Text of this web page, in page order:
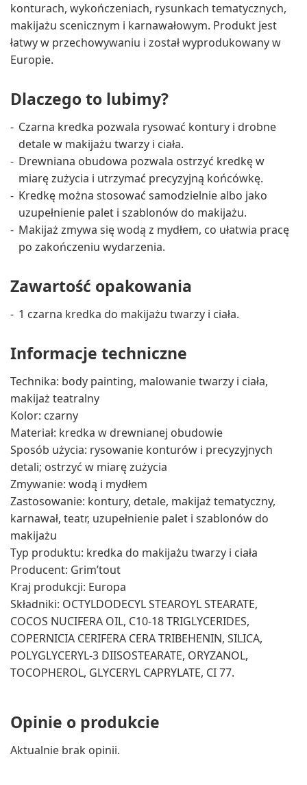
konturach, wykończeniach, rysunkach tematycznych,
makijażu scenicznym i karnawałowym. Produkt jest
łatwy w przechowywaniu i został wyprodukowany w
Europie.
Dlaczego to lubimy?
Czarna kredka pozwala rysować kontury i drobne
detale w makijażu twarzy i ciała.
Drewniana obudowa pozwala ostrzyć kredkę w
miarę zużycia i utrzymać precyzyjną końcówkę.
Kredkę można stosować samodzielnie albo jako
uzupełnienie palet i szablonów do makijażu.
Makijaż zmywa się wodą z mydłem, co ułatwia pracę
po zakończeniu wydarzenia.
Zawartość opakowania
1 czarna kredka do makijażu twarzy i ciała.
Informacje techniczne
Technika: body painting, malowanie twarzy i ciała,
makijaż teatralny
Kolor: czarny
Materiał: kredka w drewnianej obudowie
Sposób użycia: rysowanie konturów i precyzyjnych
detali; ostrzyć w miarę zużycia
Zmywanie: wodą i mydłem
Zastosowanie: kontury, detale, makijaż tematyczny,
karnawał, teatr, uzupełnienie palet i szablonów do
makijażu
Typ produktu: kredka do makijażu twarzy i ciała
Producent: Grim’tout
Kraj produkcji: Europa
Składniki: OCTYLDODECYL STEAROYL STEARATE,
COCOS NUCIFERA OIL, C10-18 TRIGLYCERIDES,
COPERNICIA CERIFERA CERA TRIBEHENIN, SILICA,
POLYGLYCERYL-3 DIISOSTEARATE, ORYZANOL,
TOCOPHEROL, GLYCERYL CAPRYLATE, CI 77.
Opinie o produkcie
Aktualnie brak opinii.